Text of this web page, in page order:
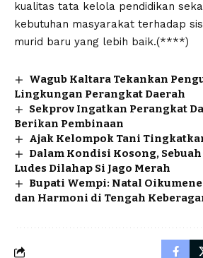
kualitas tata kelola pendidikan
kebutuhan masyarakat terhadap
murid baru yang lebih baik.(****)
Wagub Kaltara Tekankan
Lingkungan Perangkat Daerah
Sekprov Ingatkan Perangkat
Berikan Pembinaan
Ajak Kelompok Tani
Dalam Kondisi Kosong,
Ludes Dilahap Si Jago Merah
Bupati Wempi: Natal
dan Harmoni di Tengah